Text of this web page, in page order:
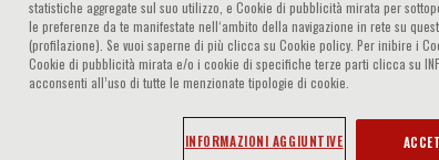
statistiche aggregate sul suo utilizzo, e Cookie di pubblicità mirata per
le preferenze da te manifestate nell‘ambito della navigazione in rete su
(profilazione). Se vuoi saperne di più clicca su Cookie policy. Per inibire i
Cookie di pubblicità mirata e/o i cookie di specifiche terze parti clicca su
acconsenti all’uso di tutte le menzionate tipologie di cookie.
INFORMAZIONI AGGIUNTIVE